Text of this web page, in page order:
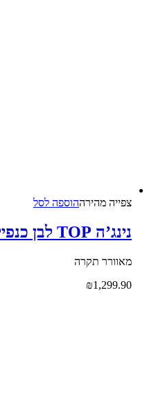
צפייה‬ ‫מהירה‬הוספה לסל
נינג’ה TOP לבן כנפיים עץ
מאוורר תקרה
₪1,299.90